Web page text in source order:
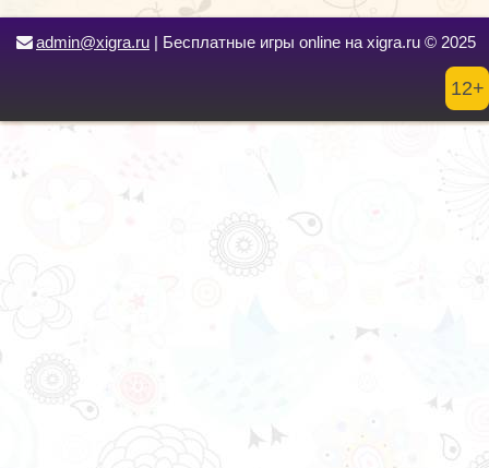
admin@xigra.ru | Бесплатные игры online на xigra.ru © 2025
12+